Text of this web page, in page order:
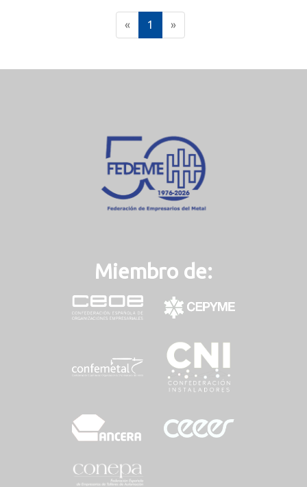
« 1
c
t
)
»
Miembro de: